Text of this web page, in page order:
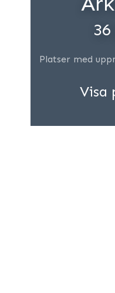
Platser med
Visa